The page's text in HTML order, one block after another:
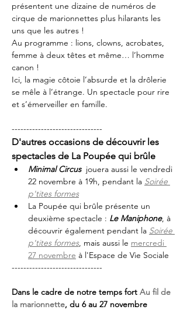
présentent une dizaine de numéros de
cirque de marionnettes plus hilarants les
uns que les autres !
Au programme : lions, clowns, acrobates,
femme à deux têtes et même… l’homme
canon !
Ici, la magie côtoie l’absurde et la drôlerie
se mêle à l’étrange. Un spectacle pour rire
et s’émerveiller en famille.
-------------------------------
D'autres occasions de découvrir les
spectacles de La Poupée qui brûle
Minimal Circus jouera aussi le vendredi
22 novembre à 19h, pendant la Soirée
p'tites formes
La Poupée qui brûle présente un
deuxième spectacle : Le Maniphone, à
découvrir également pendant la Soirée
p'tites formes, mais aussi le mercredi
27 novembre à l'Espace de Vie Sociale
-------------------------------
Dans le cadre de notre temps fort Au fil de
la marionnette, du 6 au 27 novembre